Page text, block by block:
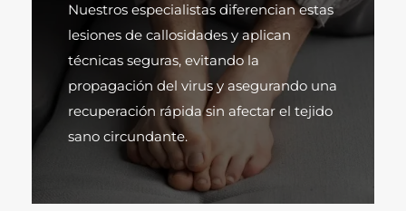
Nuestros especialistas diferencian estas
lesiones de callosidades y aplican
técnicas seguras, evitando la
propagación del virus y asegurando una
recuperación rápida sin afectar el tejido
sano circundante.